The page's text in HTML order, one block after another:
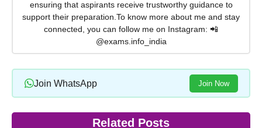
ensuring that aspirants receive trustworthy guidance to
support their preparation.To know more about me and stay
connected, you can follow me on Instagram: 📲
@exams.info_india
Join WhatsApp Join Now
Related Posts